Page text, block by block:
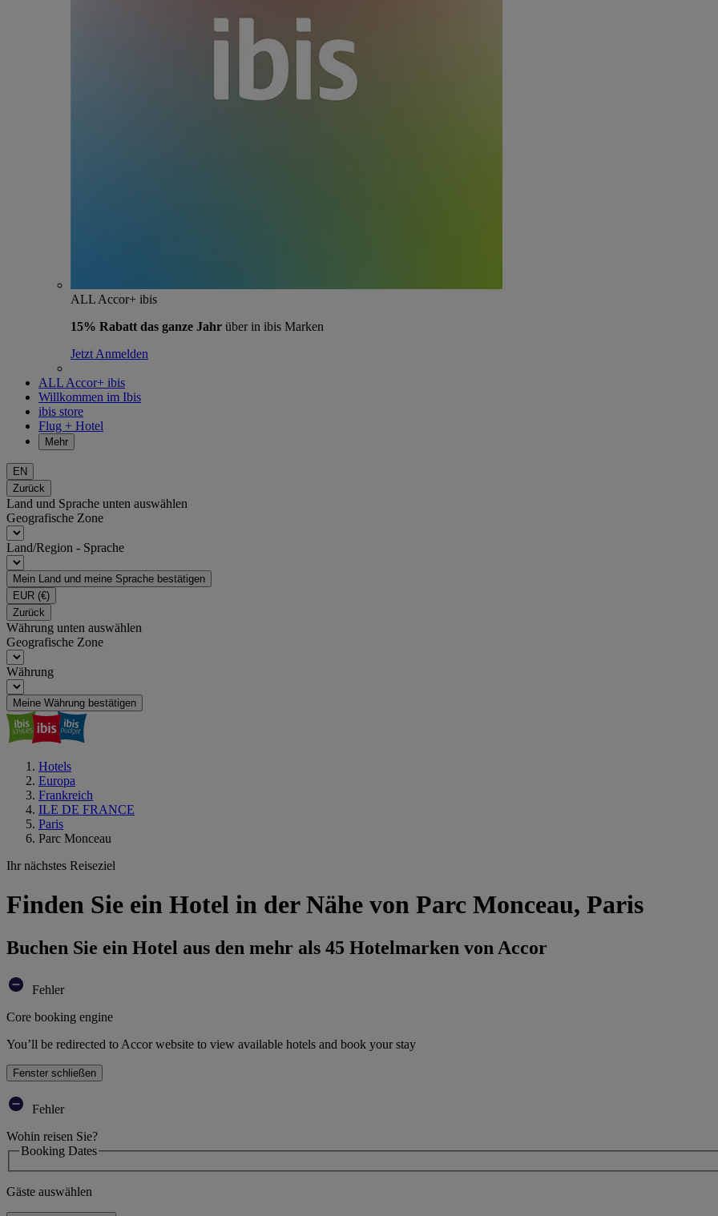
ALL Accor+ ibis
15% Rabatt das ganze Jahr über in ibis Marken
Jetzt Anmelden
ALL Accor+ ibis
Willkommen im Ibis
ibis store
Flug + Hotel
Mehr
EN
Zurück
Land und Sprache unten auswählen
Geografische Zone
Land/Region - Sprache
Mein Land und meine Sprache bestätigen
EUR (€)
Zurück
Währung unten auswählen
Geografische Zone
Währung
Meine Währung bestätigen
Hotels
Europa
Frankreich
ILE DE FRANCE
Paris
Parc Monceau
Ihr nächstes Reiseziel
Finden Sie ein Hotel in der Nähe von Parc Monceau, Paris
Buchen Sie ein Hotel aus den mehr als 45 Hotelmarken von Accor
Fehler
Core booking engine
You’ll be redirected to Accor website to view available hotels and book your stay
Fenster schließen
Fehler
Wohin reisen Sie?
Booking Dates
Gäste auswählen